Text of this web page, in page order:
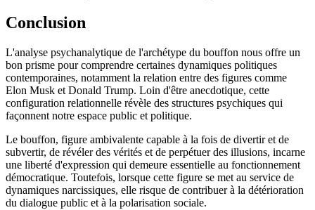
Conclusion
L'analyse psychanalytique de l'archétype du bouffon nous offre un
bon prisme pour comprendre certaines dynamiques politiques
contemporaines, notamment la relation entre des figures comme
Elon Musk et Donald Trump. Loin d'être anecdotique, cette
configuration relationnelle révèle des structures psychiques qui
façonnent notre espace public et politique.
Le bouffon, figure ambivalente capable à la fois de divertir et de
subvertir, de révéler des vérités et de perpétuer des illusions, incarne
une liberté d'expression qui demeure essentielle au fonctionnement
démocratique. Toutefois, lorsque cette figure se met au service de
dynamiques narcissiques, elle risque de contribuer à la détérioration
du dialogue public et à la polarisation sociale.